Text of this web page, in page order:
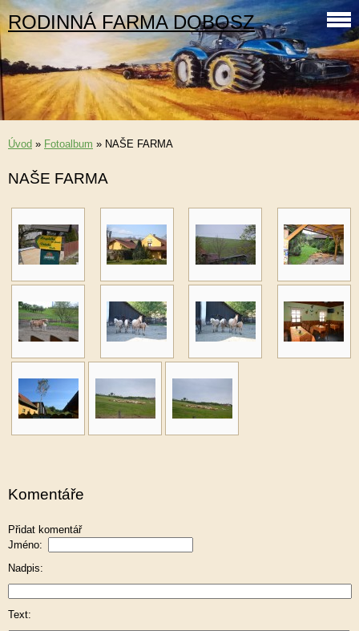
RODINNÁ FARMA DOBOSZ
Úvod » Fotoalbum » NAŠE FARMA
NAŠE FARMA
Komentáře
Přidat komentář
Jméno:
Nadpis:
Text: